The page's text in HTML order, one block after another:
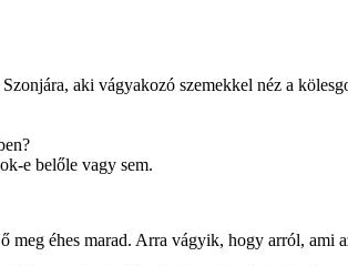
aki vágyakozó szemekkel néz a
e belőle vagy sem.
éhes marad. Arra vágyik, hogy arról, ami